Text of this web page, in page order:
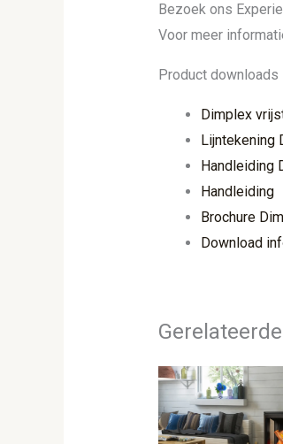
Bezoek ons
Voor meer
Product downloads
Dimplex
Lijntekening
Handleiding
Handleiding
Brochure
Download